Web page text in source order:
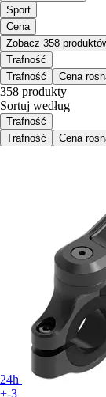
Sport
Cena
Zobacz 358
Trafność
Trafność
Cena
358 produkty
Sortuj według
Trafność
Trafność
Cena
24h
+-3